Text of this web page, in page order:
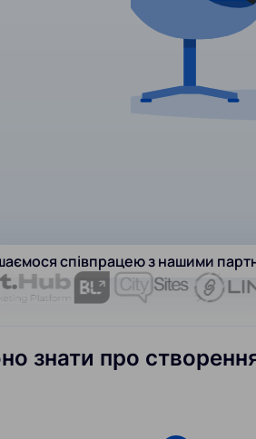
співпрацею з нашими
знати про